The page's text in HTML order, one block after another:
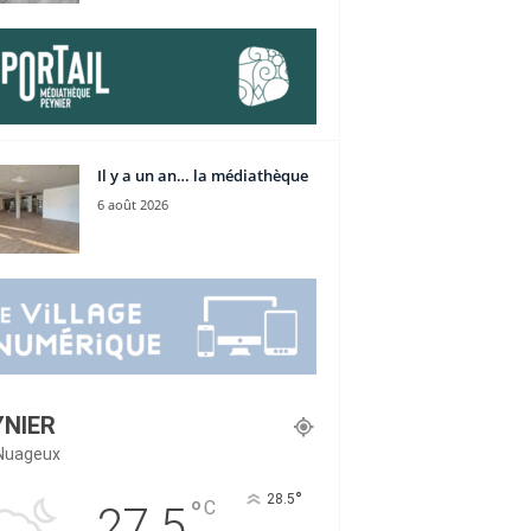
Il y a un an… la médiathèque
6 août 2026
°C 28.5°